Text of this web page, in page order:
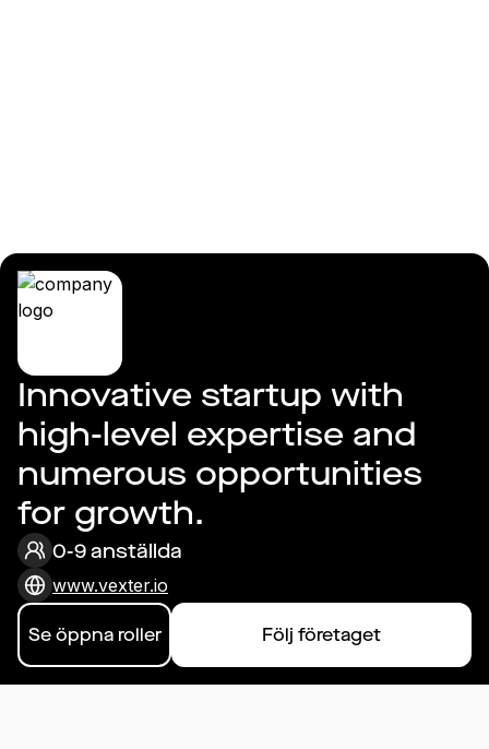
Innovative startup with
high-level expertise and
numerous opportunities
for growth.
0-9 anställda
www.vexter.io
Se öppna roller Följ företaget